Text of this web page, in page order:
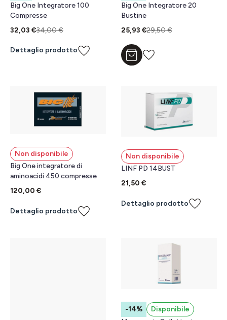
Big One Integratore 100
Compresse
32,03 €34,00 €
Dettaglio prodotto
Big One Integratore 20
Bustine
25,93 €29,50 €
Aggiungi al carrello
Non disponibile
Big One integratore di
aminoacidi 450 compresse
120,00 €
Dettaglio prodotto
Non disponibile
LINF PD 14BUST
21,50 €
Dettaglio prodotto
-14%
Disponibile